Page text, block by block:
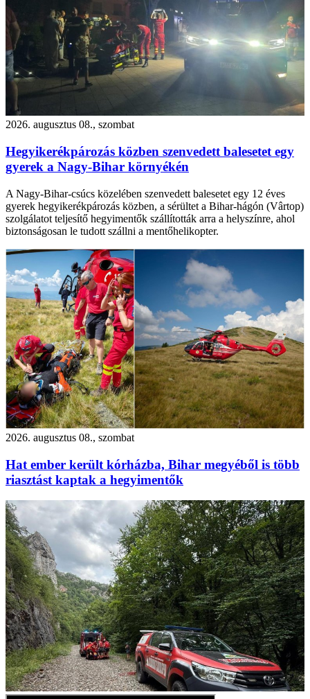
2026. augusztus 08., szombat
Hegyikerékpározás közben szenvedett balesetet egy
gyerek a Nagy-Bihar környékén
A Nagy-Bihar-csúcs közelében szenvedett balesetet egy 12 éves
gyerek hegyikerékpározás közben, a sérültet a Bihar-hágón (Vârtop)
szolgálatot teljesítő hegyimentők szállították arra a helyszínre, ahol
biztonságosan le tudott szállni a mentőhelikopter.
2026. augusztus 08., szombat
Hat ember került kórházba, Bihar megyéből is több
riasztást kaptak a hegyimentők